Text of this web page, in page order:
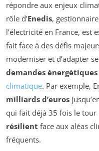
répondre aux enjeux
rôle d’Enedis,
l’électricité en France, est
fait face à des défis
moderniser et d’adapter
demandes énergétiques
climatique. Par exemple,
milliards d’euros
qui fait déjà 35 fois le tour
résilient face aux aléas
fréquents.